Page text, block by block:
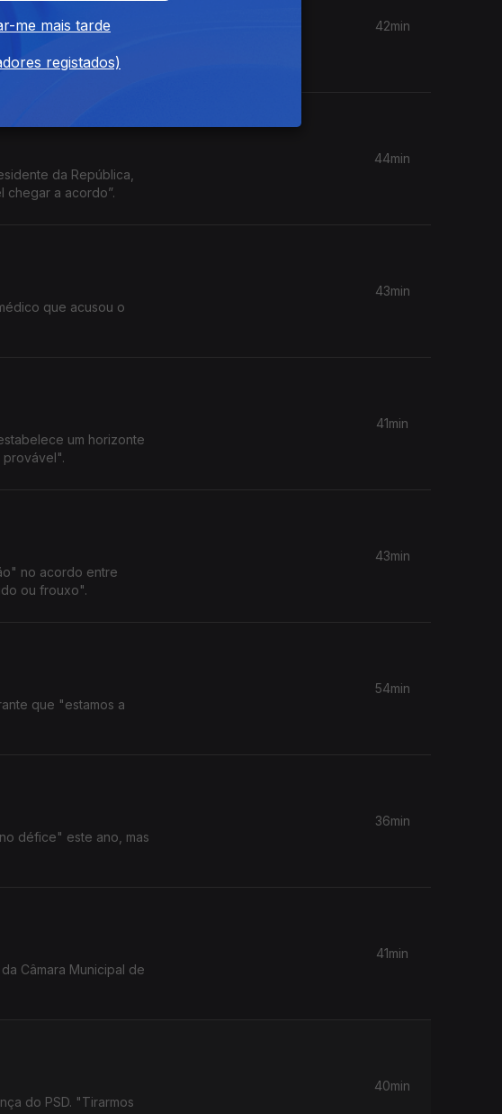
A eurodeputada diz
42min
da República,
chegar a acordo”.
44min
que acusou o
43min
um horizonte
provável".
41min
no acordo entre
ou frouxo".
43min
que "estamos a
54min
défice" este ano, mas
36min
Câmara Municipal de
41min
do PSD. "Tirarmos
40min
me mais tarde
registados)